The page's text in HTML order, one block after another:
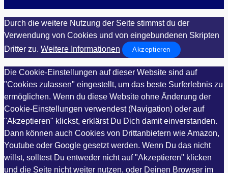
Durch die weitere Nutzung der Seite stimmst du der
Verwendung von Cookies und von eingebundenen Skripten
Dritter zu. Weitere Informationen Akzeptieren
Die Cookie-Einstellungen auf dieser Website sind auf
"Cookies zulassen" eingestellt, um das beste Surferlebnis zu
ermöglichen. Wenn du diese Website ohne Änderung der
Cookie-Einstellungen verwendest (Navigation) oder auf
"Akzeptieren" klickst, erklärst Du Dich damit einverstanden.
Dann können auch Cookies von Drittanbietern wie Amazon,
Youtube oder Google gesetzt werden. Wenn Du das nicht
willst, solltest Du entweder nicht auf "Akzeptieren" klicken
und die Seite nicht weiter nutzen, oder Deinen Browser im